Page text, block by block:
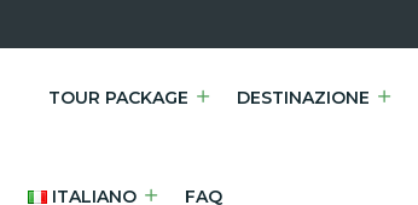
TOUR PACKAGE DESTINAZIONE
ITALIANO FAQ